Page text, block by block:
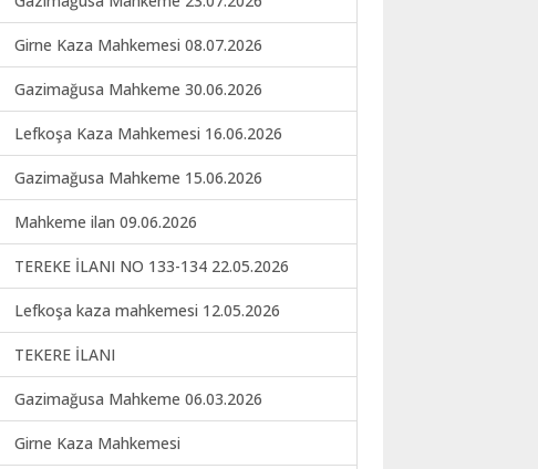
Girne Kaza Mahkemesi 08.07.2026
Gazimağusa Mahkeme 30.06.2026
Lefkoşa Kaza Mahkemesi 16.06.2026
Gazimağusa Mahkeme 15.06.2026
Mahkeme ilan 09.06.2026
TEREKE İLANI NO 133-134 22.05.2026
Lefkoşa kaza mahkemesi 12.05.2026
TEKERE İLANI
Gazimağusa Mahkeme 06.03.2026
Girne Kaza Mahkemesi